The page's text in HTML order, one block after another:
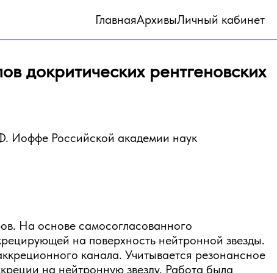
ГлавнаяАрхивыЛичный кабинет
докритических рентгеновских
Иоффе Российской академии наук
На основе самосогласованного
на поверхность нейтронной звезды.
канала. Учитывается резонансное
на нейтронную звезду. Работа была